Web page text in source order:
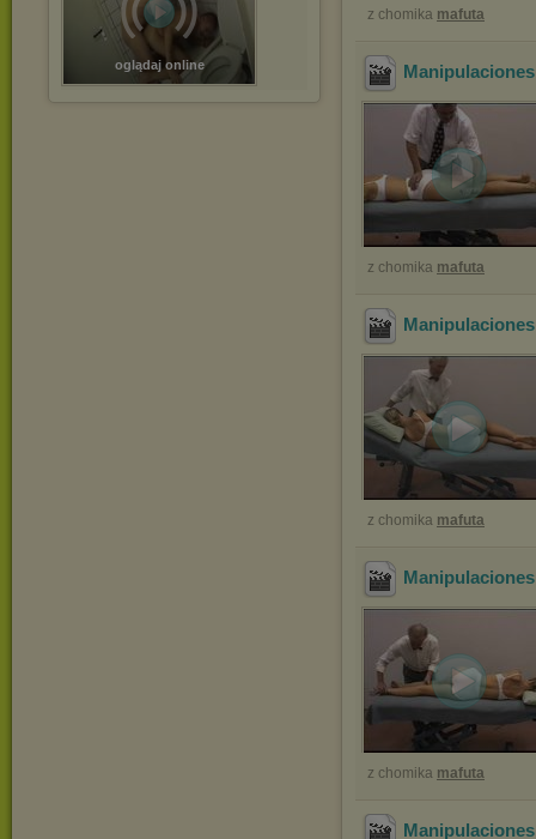
oglądaj online
z chomika mafuta
z chomika mafuta
z chomika mafuta
z chomika mafuta